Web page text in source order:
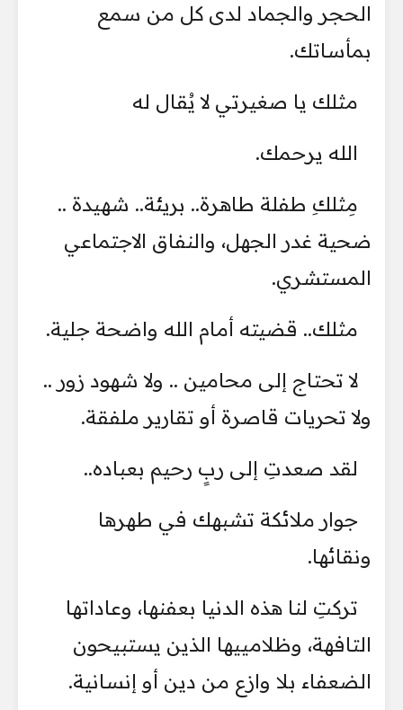
الحجر والجماد لدى كل من سمع
بمأساتك.
مثلك يا صغيرتي لا يُقال له
الله يرحمك.
مِثلكِ طفلة طاهرة.. بريئة.. شهيدة ..
ضحية غدر الجهل، والنفاق الاجتماعي
المستشري.
مثلك.. قضيته أمام الله واضحة جلية.
لا تحتاج إلى محامين .. ولا شهود زور ..
ولا تحريات قاصرة أو تقارير ملفقة.
لقد صعدتِ إلى ربٍ رحيم بعباده..
جوار ملائكة تشبهك في طهرها
ونقائها.
تركتِ لنا هذه الدنيا بعفنها، وعاداتها
التافهة، وظلامييها الذين يستبيحون
الضعفاء بلا وازع من دين أو إنسانية.